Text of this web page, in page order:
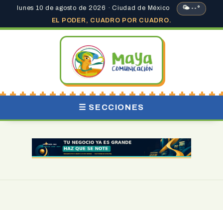
lunes 10 de agosto de 2026 · Ciudad de México
🌤 --°
EL PODER, CUADRO POR CUADRO.
☰ SECCIONES